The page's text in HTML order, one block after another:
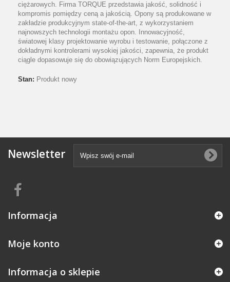
ciężarowych. Firma TORQUE przedstawia jakość, solidność i
kompromis pomiędzy ceną a jakością. Opony są produkowane w
zakładzie produkcyjnym state-of-the-art, z wykorzystaniem
najnowszych technologii montażu opon. Innowacyjność,
światowej klasy projektowanie wyrobu i testowanie, połączone z
dokładnymi kontrolerami wysokiej jakości, zapewnia, że produkt
ciągle dopasowuje się do obowiązujących Norm Europejskich.
Stan: Produkt nowy
Newsletter
Informacja
Moje konto
Informacja o sklepie